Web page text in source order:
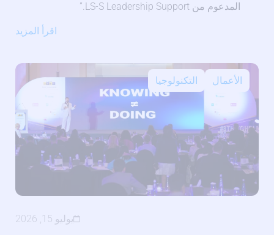
المدعوم من LS-S Leadership Support.”
اقرأ المزيد
الأعمال التكنولوجيا
يوليو 15, 2026